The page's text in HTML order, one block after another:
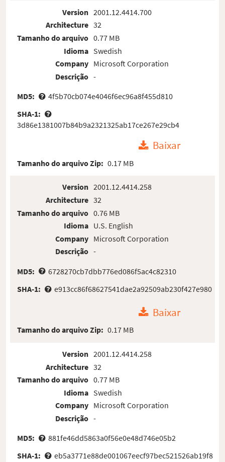
Version
Architecture
Tamanho do arquivo
Idioma
Company
Descrição
2001.12.4414.700
32
0.77 MB
Swedish
Microsoft Corporation
-
MD5:
4f5b70cb074e4046f6ec96a8f455d810
SHA-1:
3d86e1381007b84b9a2321325ab17ce267e29cb4
Baixar
Tamanho do arquivo Zip: 0.17 MB
Version
Architecture
Tamanho do arquivo
Idioma
Company
Descrição
2001.12.4414.258
32
0.76 MB
U.S. English
Microsoft Corporation
-
MD5:
6728270cb7dbb776ed086f5ac4c82310
SHA-1:
e913cc86f68627541dae2a92509ab230f427e980
Baixar
Tamanho do arquivo Zip: 0.17 MB
Version
Architecture
Tamanho do arquivo
Idioma
Company
Descrição
2001.12.4414.258
32
0.77 MB
Swedish
Microsoft Corporation
-
MD5:
881fe46dd5863a0f56e0e48d746e05b2
SHA-1:
eb5a3771e88de001067eecf97bec521526ab19f8